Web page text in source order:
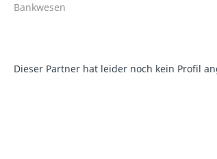
Bankwesen
Dieser Partner hat leider noch kein Profil